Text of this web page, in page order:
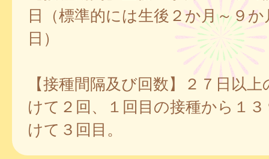
日（標準的には生後２か月～９
日）
【接種間隔及び回数】２７日以
けて２回、１回目の接種から１
けて３回目。